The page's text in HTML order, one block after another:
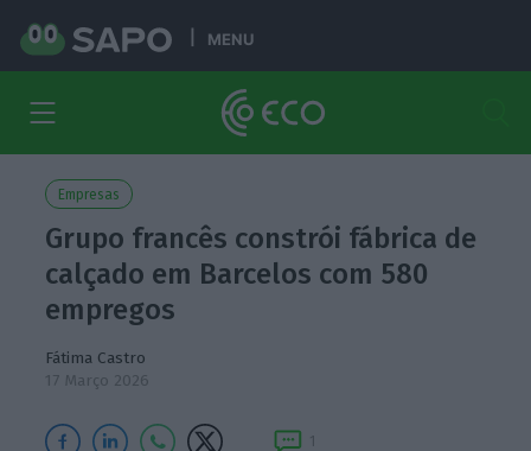
MENU
Empresas
Grupo francês constrói fábrica de
calçado em Barcelos com 580
empregos
Fátima Castro
17 Março 2026
1